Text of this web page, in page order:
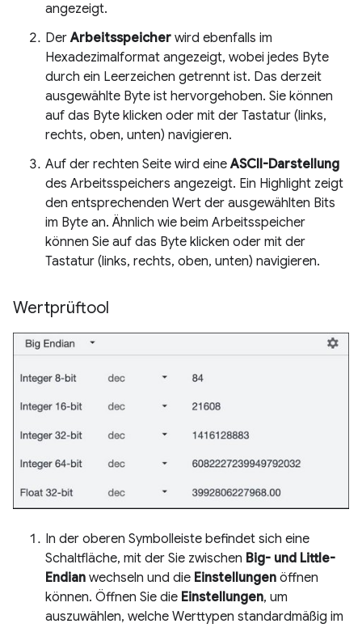
angezeigt.
DerArbeitsspeicher wird ebenfalls im
Hexadezimalformat angezeigt, wobei jedes Byte
durch ein Leerzeichen getrennt ist. Das derzeit
ausgewählte Byte ist hervorgehoben. Sie können
auf das Byte klicken oder mit der Tastatur (links,
rechts, oben, unten) navigieren.
Auf der rechten Seite wird eineASCII-Darstellung
des Arbeitsspeichers angezeigt. Ein Highlight zeigt
den entsprechenden Wert der ausgewählten Bits
im Byte an. Ähnlich wie beim Arbeitsspeicher
können Sie auf das Byte klicken oder mit der
Tastatur (links, rechts, oben, unten) navigieren.
Wertprüftool
In der oberen Symbolleiste befindet sich eine
Schaltfläche, mit der Sie zwischen Big- und Little-
Endian wechseln und die Einstellungen öffnen
können. Öffnen Sie die Einstellungen, um
auszuwählen, welche Werttypen standardmäßig im